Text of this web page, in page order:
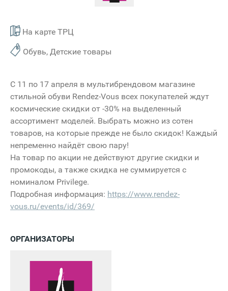
На карте ТРЦ
Обувь, Детские товары
С 11 по 17 апреля в мультибрендовом магазине
стильной обуви Rendez-Vous всех покупателей ждут
космические скидки от -30% на выделенный
ассортимент моделей. Выбрать можно из сотен
товаров, на которые прежде не было скидок! Каждый
непременно найдёт свою пару!
На товар по акции не действуют другие скидки и
промокоды, а также скидка не суммируется с
номиналом Privilege.
Подробная информация: https://www.rendez-
vous.ru/events/id/369/
ОРГАНИЗАТОРЫ